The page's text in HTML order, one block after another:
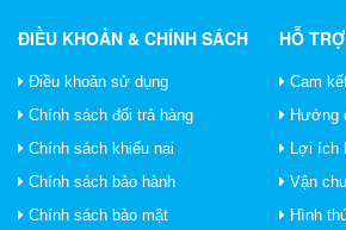
ĐIỀU KHOẢN & CHÍNH SÁCH
Điều khoản sử dụng
Chính sách đổi trả hàng
Chính sách khiếu nại
Chính sách bảo hành
Chính sách bảo mật
HỖ
Cam
Hướng
Lợi ích
Vận
Hình